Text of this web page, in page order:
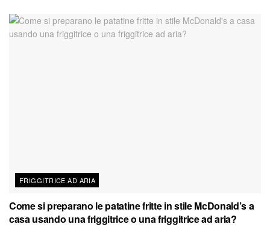
FRIGGITRICE AD ARIA
Come si preparano le patatine fritte in stile McDonald’s a
casa usando una friggitrice o una friggitrice ad aria?